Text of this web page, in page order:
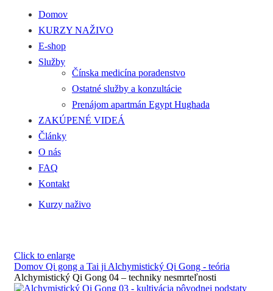
Domov
KURZY NAŽIVO
E-shop
Služby
Čínska medicína poradenstvo
Ostatné služby a konzultácie
Prenájom apartmán Egypt Hughada
ZAKÚPENÉ VIDEÁ
Články
O nás
FAQ
Kontakt
Kurzy naživo
Click to enlarge
Domov Qi gong a Tai ji Alchymistický Qi Gong - teória
Alchymistický Qi Gong 04 – techniky nesmrteľnosti